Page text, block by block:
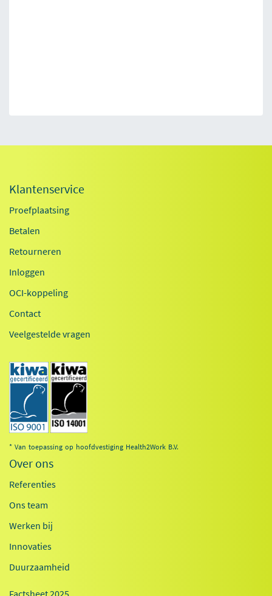
Klantenservice
Proefplaatsing
Betalen
Retourneren
Inloggen
OCI-koppeling
Contact
Veelgestelde vragen
* Van toepassing op hoofdvestiging Health2Work B.V.
Over ons
Referenties
Ons team
Werken bij
Innovaties
Duurzaamheid